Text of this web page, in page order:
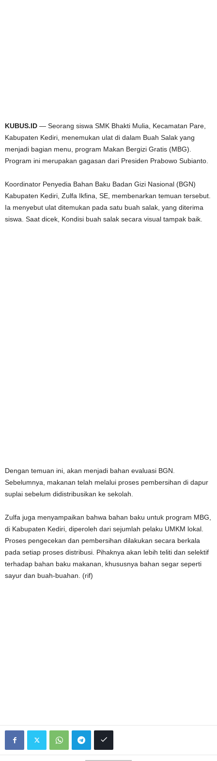
KUBUS.ID — Seorang siswa SMK Bhakti Mulia, Kecamatan Pare,
Kabupaten Kediri, menemukan ulat di dalam Buah Salak yang
menjadi bagian menu, program Makan Bergizi Gratis (MBG).
Program ini merupakan gagasan dari Presiden Prabowo Subianto.
Koordinator Penyedia Bahan Baku Badan Gizi Nasional (BGN)
Kabupaten Kediri, Zulfa Ikfina, SE, membenarkan temuan tersebut.
Ia menyebut ulat ditemukan pada satu buah salak, yang diterima
siswa. Saat dicek, Kondisi buah salak secara visual tampak baik.
Dengan temuan ini, akan menjadi bahan evaluasi BGN.
Sebelumnya, makanan telah melalui proses pembersihan di dapur
suplai sebelum didistribusikan ke sekolah.
Zulfa juga menyampaikan bahwa bahan baku untuk program MBG,
di Kabupaten Kediri, diperoleh dari sejumlah pelaku UMKM lokal.
Proses pengecekan dan pembersihan dilakukan secara berkala
pada setiap proses distribusi. Pihaknya akan lebih teliti dan selektif
terhadap bahan baku makanan, khususnya bahan segar seperti
sayur dan buah-buahan. (rif)